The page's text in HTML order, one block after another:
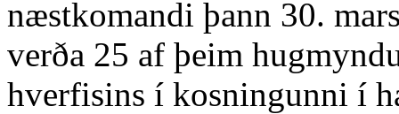
næstkomandi þann 30.
verða 25 af þeim
hverfisins í kosningunni í